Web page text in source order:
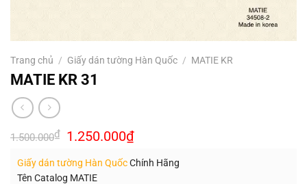
Trang chủ / Giấy dán tường Hàn Quốc / MATIE KR
MATIE KR 31
1.500.000₫ Giá
gốc
1.500.000₫.
1.250.000₫Giá
hiện
là:
Giấy dán tường Hàn QuốcChính Hãng
Tên Catalog MATIE